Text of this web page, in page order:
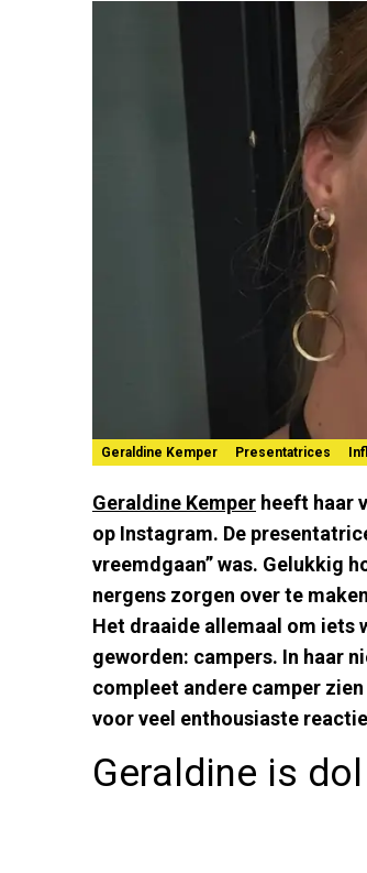
Geraldine Kemper Presentatrices
Geraldine Kemper heeft haar
op Instagram. De
vreemdgaan” was. Gelukkig
nergens zorgen over te
Het draaide allemaal om iets
geworden: campers. In haar
compleet andere camper
voor veel enthousiaste
Geraldine is